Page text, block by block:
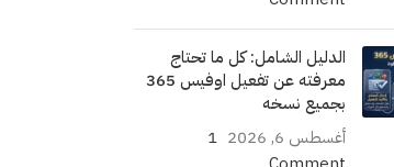
الدليل الشامل: كل ما تحتاج
معرفته عن تفعيل اوفيس 365
بجميع نسخه
أغسطس 6, 2026
1